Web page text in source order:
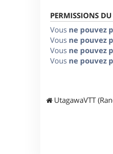
PERMISSIONS
Vous ne pouvez
Vous ne pouvez
Vous ne pouvez
Vous ne pouvez
UtagawaVTT